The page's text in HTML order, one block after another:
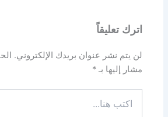
اترك تعليقاً
لن يتم نشر عنوان بريدك الإلكتروني.
مشار إليها بـ*
هنا...